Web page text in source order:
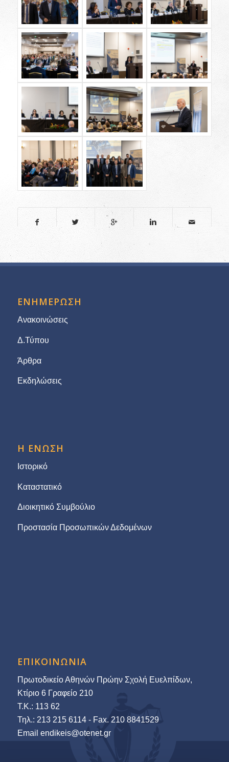
ΕΝΗΜΕΡΩΣΗ
Ανακοινώσεις
Δ.Τύπου
Άρθρα
Εκδηλώσεις
Η ΕΝΩΣΗ
Ιστορικό
Καταστατικό
Διοικητικό Συμβούλιο
Προστασία Προσωπικών Δεδομένων
ΕΠΙΚΟΙΝΩΝΙΑ
Πρωτοδικείο Αθηνών Πρώην Σχολή Ευελπίδων,
Κτίριο 6 Γραφείο 210
Τ.Κ.: 113 62
Τηλ.: 213 215 6114 - Fax. 210 8841529
Εmail endikeis@otenet.gr